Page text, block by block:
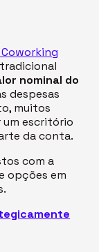
Coworking
nominal do
despesas
muitos
um escritório
da conta.
com a
opções em